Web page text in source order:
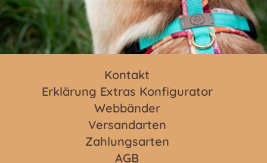
Kontakt
Erklärung Extras Konfigurator
Webbänder
Versandarten
Zahlungsarten
AGB